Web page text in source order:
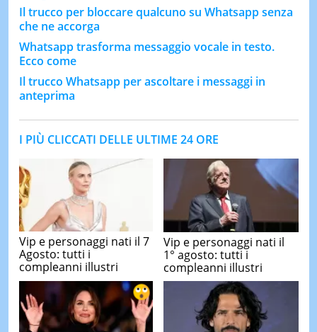
Il trucco per bloccare qualcuno su Whatsapp senza
che ne accorga
Whatsapp trasforma messaggio vocale in testo.
Ecco come
Il trucco Whatsapp per ascoltare i messaggi in
anteprima
I PIÙ CLICCATI DELLE ULTIME 24 ORE
Vip e personaggi nati il 7
Agosto: tutti i
compleanni illustri
Vip e personaggi nati il
1° agosto: tutti i
compleanni illustri